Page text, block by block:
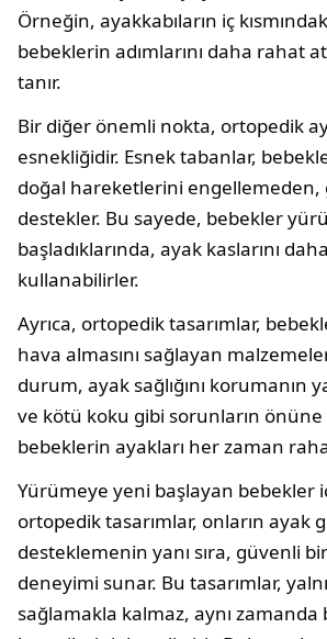
Örneğin, ayakkabıların iç
bebeklerin adımlarını daha rahat
tanır.
Bir diğer önemli nokta, ortopedik
esnekliğidir. Esnek tabanlar,
doğal hareketlerini engellemeden,
destekler. Bu sayede, bebekler
başladıklarında, ayak kaslarını
kullanabilirler.
Ayrıca, ortopedik tasarımlar,
hava almasını sağlayan
durum, ayak sağlığını korumanın
ve kötü koku gibi sorunların önüne
bebeklerin ayakları her zaman rahat
Yürümeye yeni başlayan bebekler
ortopedik tasarımlar, onların ayak
desteklemenin yanı sıra, güvenli
deneyimi sunar. Bu tasarımlar,
sağlamakla kalmaz, aynı